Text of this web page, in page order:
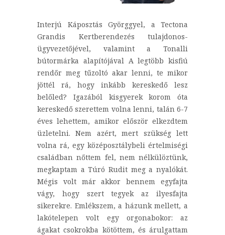
Interjú Káposztás Györggyel, a Tectona
Grandis Kertberendezés tulajdonos-
ügyvezetőjével, valamint a Tonalli
bútormárka alapítójával A legtöbb kisfiú
rendőr meg tűzoltó akar lenni, te mikor
jöttél rá, hogy inkább kereskedő lesz
belőled? Igazából kisgyerek korom óta
kereskedő szerettem volna lenni, talán 6-7
éves lehettem, amikor először elkezdtem
üzletelni. Nem azért, mert szükség lett
volna rá, egy középosztálybeli értelmiségi
családban nőttem fel, nem nélkülöztünk,
megkaptam a Túró Rudit meg a nyalókát.
Mégis volt már akkor bennem egyfajta
vágy, hogy szert tegyek az ilyesfajta
sikerekre. Emlékszem, a házunk mellett, a
lakótelepen volt egy orgonabokor: az
ágakat csokrokba kötöttem, és árulgattam